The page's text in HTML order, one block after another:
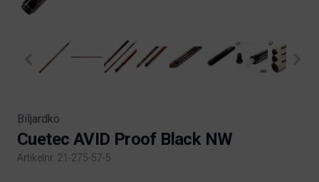
Biljardkö
Cuetec AVID Proof Black NW
Artikelnr. 21-275-57-5